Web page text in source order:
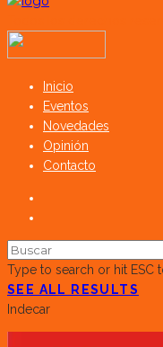
Inicio
Eventos
Novedades
Opinión
Contacto
Type to search or hit ESC
SEE ALL RESULTS
Indecar